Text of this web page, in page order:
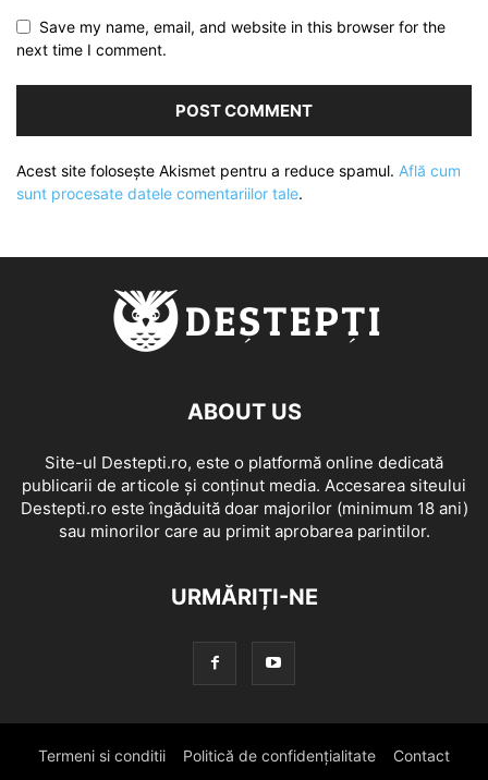
Save my name, email, and website in this browser for the
next time I comment.
Acest site folosește Akismet pentru a reduce spamul. Află cum
sunt procesate datele comentariilor tale.
ABOUT US
Site-ul Destepti.ro, este o platformă online dedicată
publicarii de articole și conținut media. Accesarea siteului
Destepti.ro este îngăduită doar majorilor (minimum 18 ani)
sau minorilor care au primit aprobarea parintilor.
URMĂRIȚI-NE
Termeni si conditii Politică de confidențialitate Contact